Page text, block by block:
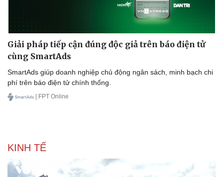
Giải pháp tiếp cận đúng độc giả trên báo điện tử
cùng SmartAds
SmartAds giúp doanh nghiệp chủ động ngân sách, minh bạch chi
phí trên báo điện tử chính thống.
| FPT Online
KINH TẾ